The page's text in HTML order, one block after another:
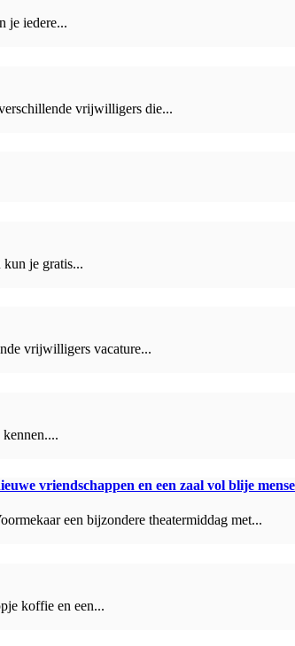
je iedere...
vrijwilligers die...
je gratis...
vrijwilligers vacature...
vriendschappen en een zaal vol blije
een bijzondere theatermiddag met...
koffie en een...